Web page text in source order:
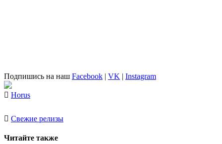
Подпишись на наш Facebook | VK | Instagram
Horus
Свежие релизы
Читайте также